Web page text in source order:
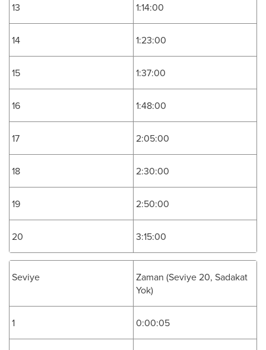
13 1:14:00
14 1:23:00
15 1:37:00
16 1:48:00
17 2:05:00
18 2:30:00
19 2:50:00
20 3:15:00
Seviye
Zaman (Seviye 20, Sadakat
Yok)
1 0:00:05